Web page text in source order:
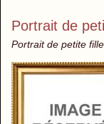
Portrait de
Portrait de petite